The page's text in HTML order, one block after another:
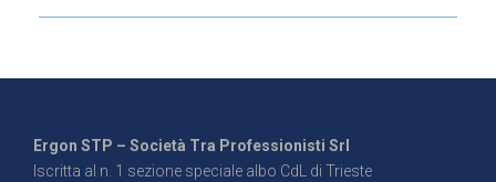
Ergon STP – Società Tra Professionisti Srl
Iscritta al n. 1 sezione speciale albo CdL di Trieste